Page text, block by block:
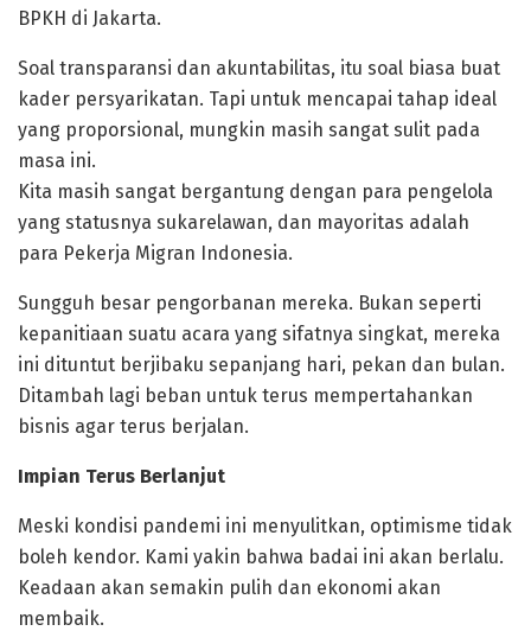
BPKH di Jakarta.
Soal transparansi dan akuntabilitas, itu soal biasa buat
kader persyarikatan. Tapi untuk mencapai tahap ideal
yang proporsional, mungkin masih sangat sulit pada
masa ini.
Kita masih sangat bergantung dengan para pengelola
yang statusnya sukarelawan, dan mayoritas adalah
para Pekerja Migran Indonesia.
Sungguh besar pengorbanan mereka. Bukan seperti
kepanitiaan suatu acara yang sifatnya singkat, mereka
ini dituntut berjibaku sepanjang hari, pekan dan bulan.
Ditambah lagi beban untuk terus mempertahankan
bisnis agar terus berjalan.
Impian Terus Berlanjut
Meski kondisi pandemi ini menyulitkan, optimisme tidak
boleh kendor. Kami yakin bahwa badai ini akan berlalu.
Keadaan akan semakin pulih dan ekonomi akan
membaik.